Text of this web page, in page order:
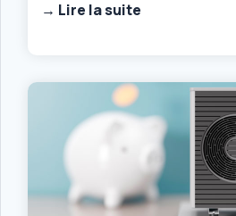
→ Lire la suite